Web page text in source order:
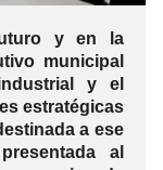
y en la
municipal
y el
estratégicas
a ese
al